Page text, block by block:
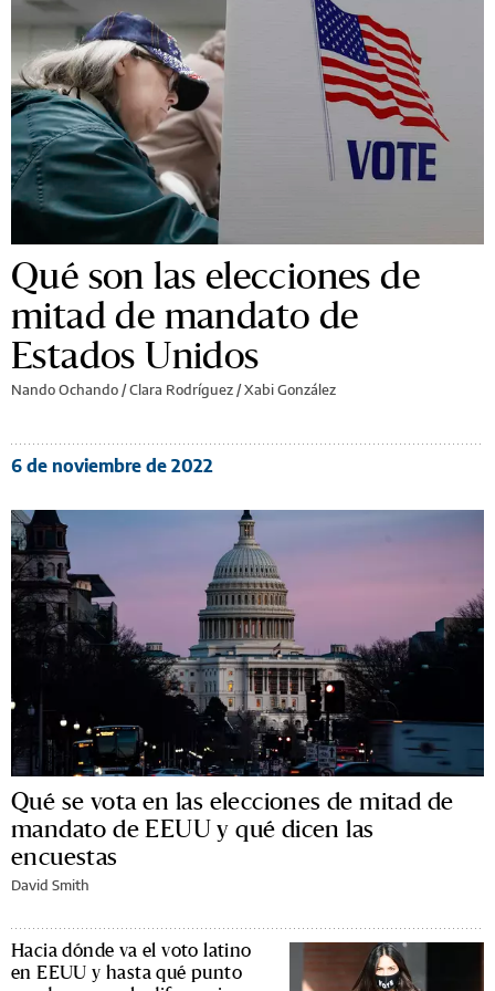
Qué son las elecciones de
mitad de mandato de
Estados Unidos
Nando Ochando / Clara Rodríguez / Xabi González
6 de noviembre de 2022
Qué se vota en las elecciones de mitad de
mandato de EEUU y qué dicen las
encuestas
David Smith
Hacia dónde va el voto latino
en EEUU y hasta qué punto